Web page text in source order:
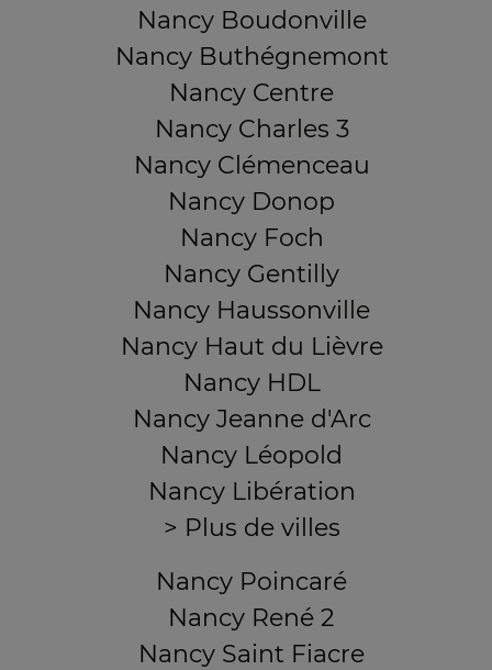
Nancy Boudonville
Nancy Buthégnemont
Nancy Centre
Nancy Charles 3
Nancy Clémenceau
Nancy Donop
Nancy Foch
Nancy Gentilly
Nancy Haussonville
Nancy Haut du Lièvre
Nancy HDL
Nancy Jeanne d'Arc
Nancy Léopold
Nancy Libération
> Plus de villes
Nancy Poincaré
Nancy René 2
Nancy Saint Fiacre